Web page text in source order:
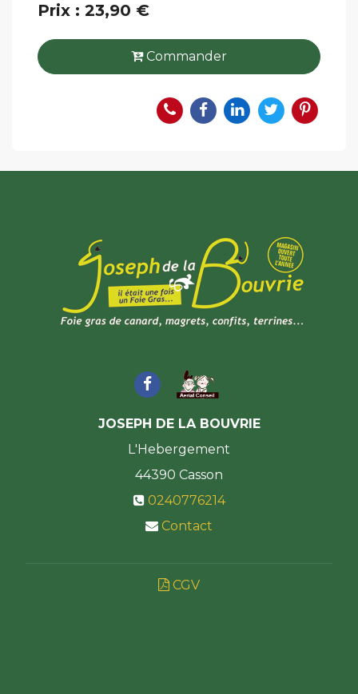
Prix : 23,90 €
Commander
JOSEPH DE LA BOUVRIE
L'Hebergement
44390 Casson
0240776214
Contact
CGV